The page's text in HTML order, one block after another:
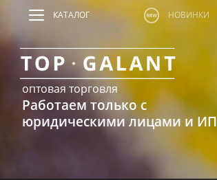
КАТАЛОГ НОВИНКИ
оптовая торговля
Работаем только с
юридическими лицами и ИП